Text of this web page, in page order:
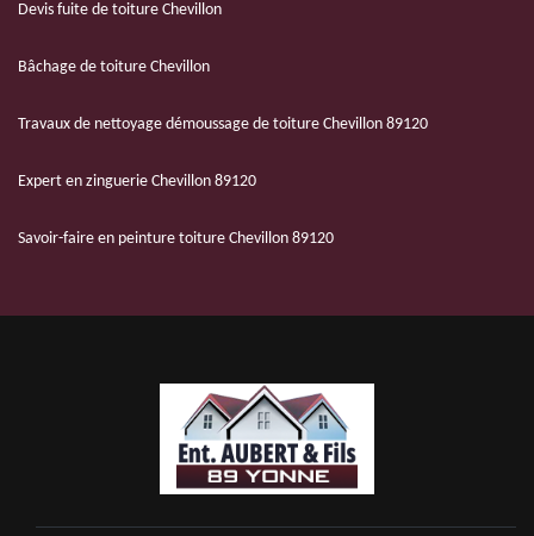
Devis fuite de toiture Chevillon
Bâchage de toiture Chevillon
Travaux de nettoyage démoussage de toiture Chevillon 89120
Expert en zinguerie Chevillon 89120
Savoir-faire en peinture toiture Chevillon 89120